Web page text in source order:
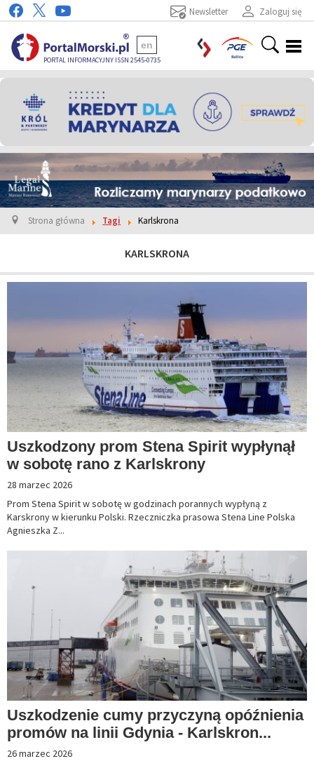
Zaloguj się
Newsletter
PORTAL INFORMACYJNY ISSN 2545-0735
en
Strona główna Tagi Karlskrona
KARLSKRONA
Uszkodzony prom Stena Spirit wypłynął
w sobotę rano z Karlskrony
28 marzec 2026
Prom Stena Spirit w sobotę w godzinach porannych wypłyną z
Karskrony w kierunku Polski. Rzeczniczka prasowa Stena Line Polska
Agnieszka Z...
Uszkodzenie cumy przyczyną opóźnienia
promów na linii Gdynia - Karlskron...
26 marzec 2026